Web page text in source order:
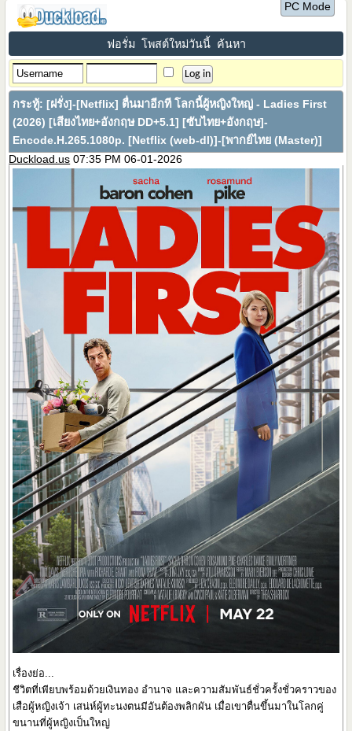
PC Mode
ฟอรั่ม โพสต์ใหม่วันนี้ ค้นหา
กระทู้:[ฝรั่ง]-[Netflix] ตื่นมาอีกที โลกนี้ผู้หญิงใหญ่ - Ladies First
(2026) [เสียงไทย+อังกฤษ DD+5.1] [ซับไทย+อังกฤษ]-
Encode.H.265.1080p. [Netflix (web-dl)]-[พากย์ไทย (Master)]
Duckload.us 07:35 PM 06-01-2026
เรื่องย่อ...
ชีวิตที่เพียบพร้อมด้วยเงินทอง อำนาจ และความสัมพันธ์ชั่วครั้งชั่วคราวของ
เสือผู้หญิงเจ้า เสน่ห์ผู้ทะนงตนมีอันต้องพลิกผัน เมื่อเขาตื่นขึ้นมาในโลกคู่
ขนานที่ผู้หญิงเป็นใหญ่